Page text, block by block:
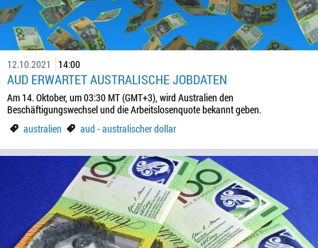
12.10.2021 14:00
AUD ERWARTET AUSTRALISCHE JOBDATEN
Am 14. Oktober, um 03:30 MT (GMT+3), wird Australien den
Beschäftigungswechsel und die Arbeitslosenquote bekannt geben.
australien
aud - australischer dollar